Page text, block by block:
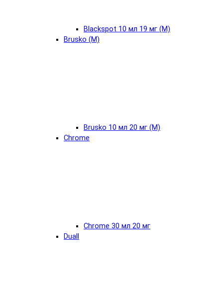
Blackspot 10 мл 19 мг (М)
Brusko (М)
Brusko 10 мл 20 мг (М)
Chrome
Chrome 30 мл 20 мг
Duall